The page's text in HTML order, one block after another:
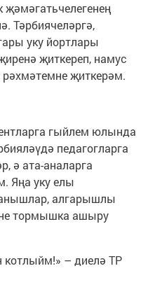
җәмәгатьчелегенең
Тәрбиячеләргә,
уку йортлары
җиткереп, намус
җиткерәм.
гыйлем юлында
педагогларга
ә ата-аналарга
Яңа уку елы
алгарышлы
тормышка ашыру
котлыйм!» – диелә ТР